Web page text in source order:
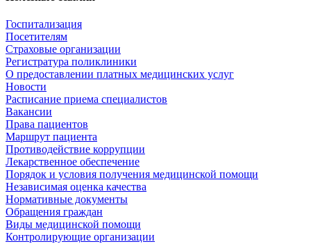
Госпитализация
Посетителям
Страховые организации
Регистратура поликлиники
О предоставлении платных медицинских услуг
Новости
Расписание приема специалистов
Вакансии
Права пациентов
Маршрут пациента
Противодействие коррупции
Лекарственное обеспечение
Порядок и условия получения медицинской помощи
Независимая оценка качества
Нормативные документы
Обращения граждан
Виды медицинской помощи
Контролирующие организации